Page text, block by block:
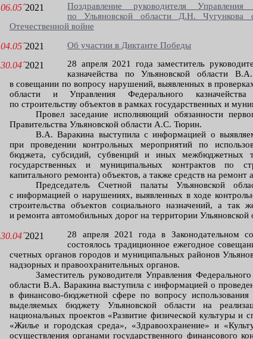
06.05´2021
Поздравление руководителя Управления
по Ульяновской области Д.Н.
Отечественной войне
04.05´2021 Об участии в Диктанте Победы
30.04´2021
28 апреля 2021 года заместитель
казначейства по Ульяновской области
в совещании по вопросу нарушений, выявленных в
области и Управления Федерального
по строительству объектов в рамках государственных и
Провел заседание исполняющий обязанности
Правительства Ульяновской области А.С. Тюрин.
В.А. Варакина выступила с информацией о
при проведении контрольных мероприятий по
бюджета, субсидий, субвенций и иных межбюджетных
государственных и муниципальных контрактов по
капитального ремонта) объектов, а также средств на ремонт
Председатель Счетной палаты Ульяновской
с информацией о нарушениях, выявленных в ходе
строительства объектов социального назначений, а так
и ремонта автомобильных дорог на территории Ульяновской
30.04´2021
28 апреля 2021 года в Законодательном
состоялось традиционное ежегодное
счетных органов городов и муниципальных районов
надзорных и правоохранительных органов.
Заместитель руководителя Управления
области В.А. Варакина выступила с информацией о
в финансово-бюджетной сфере по вопросу
выделяемых бюджету Ульяновской области на
национальных проектов «Развитие физической культуры и
«Жилье и городская среда», «Здравоохранение» и
осуществления органами государственного финансового